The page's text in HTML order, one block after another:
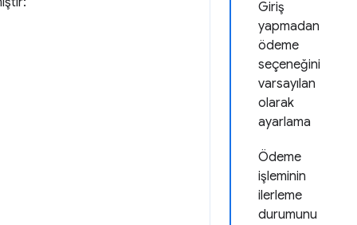
Giriş
yapmadan
ödeme
seçeneğini
varsayılan
olarak
ayarlama
Ödeme
işleminin
ilerleme
durumunu